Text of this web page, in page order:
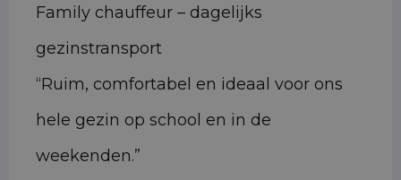
Family chauffeur – dagelijks
gezinstransport
“Ruim, comfortabel en ideaal voor ons
hele gezin op school en in de
weekenden.”